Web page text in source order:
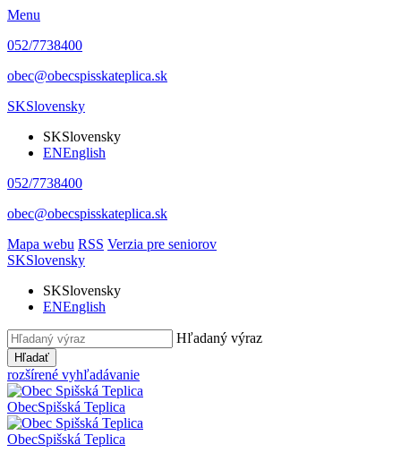
Menu
052/7738400
obec@obecspisskateplica.sk
SKSlovensky
SKSlovensky
ENEnglish
052/7738400
obec@obecspisskateplica.sk
Mapa webu RSS Verzia pre seniorov
SKSlovensky
SKSlovensky
ENEnglish
Hľadaný výraz
Hľadať
rozšírené vyhľadávanie
ObecSpišská Teplica
ObecSpišská Teplica